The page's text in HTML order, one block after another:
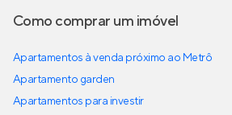
Como comprar um imóvel
Apartamentos à venda próximo ao Metrô
Apartamento garden
Apartamentos para investir